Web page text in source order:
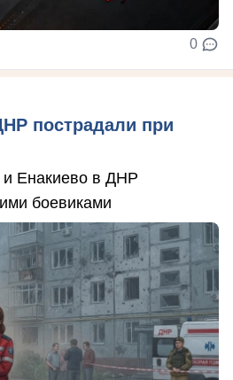
0
пострадали при
и Енакиево в ДНР
боевиками